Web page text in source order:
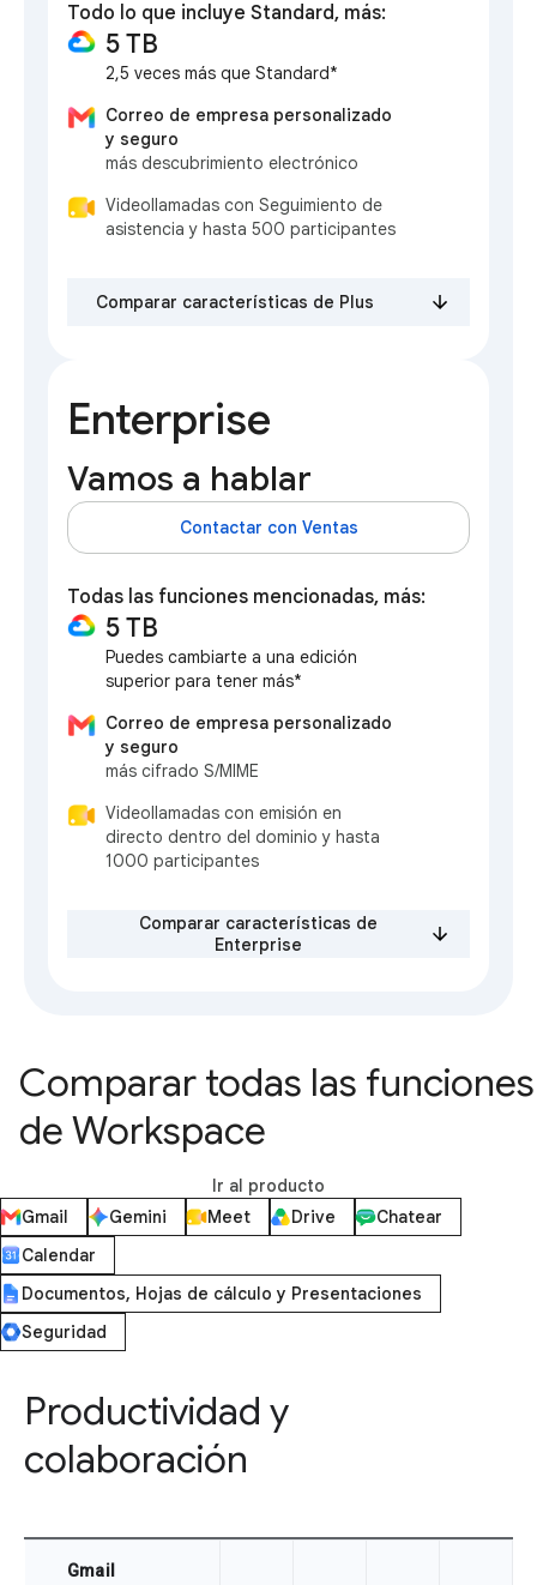
Todo lo que incluye Standard, más:
5 TB
2,5 veces más que Standard*
Correo de empresa personalizado
y seguro
más descubrimiento electrónico
Videollamadas con Seguimiento de
asistencia y hasta 500 participantes
Comparar características de Plus
Enterprise
Vamos a hablar
Contactar con Ventas
Todas las funciones mencionadas, más:
5 TB
Puedes cambiarte a una edición
superior para tener más*
Correo de empresa personalizado
y seguro
más cifrado S/MIME
Videollamadas con emisión en
directo dentro del dominio y hasta
1000 participantes
Comparar características de
Enterprise
Comparar todas las funciones
de Workspace
Ir al producto
Gmail
Gemini Meet Drive
Chatear
Calendar
Documentos, Hojas de cálculo y Presentaciones
Seguridad
Productividad y
colaboración
Gmail